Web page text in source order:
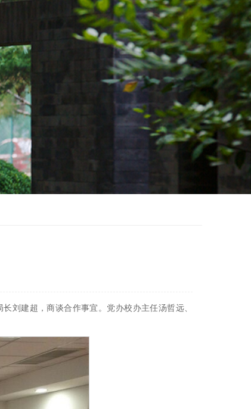
刘建超，商谈合作事宜。党办校办主任汤哲远、